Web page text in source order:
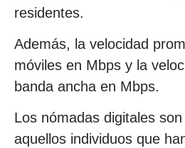
residentes.
Además, la velocidad
móviles en Mbps y la
banda ancha en Mbps.
Los nómadas digitales
aquellos individuos que